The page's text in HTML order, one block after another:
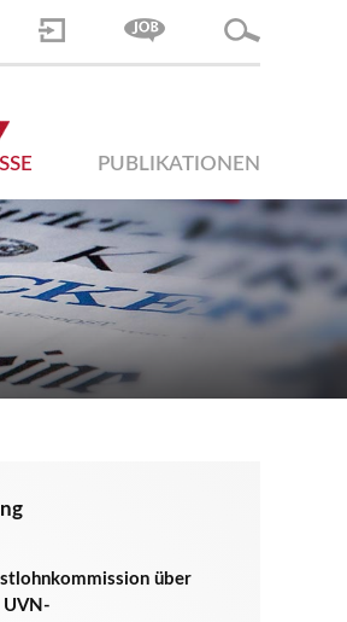
PUBLIKATIONEN
über
UVN-